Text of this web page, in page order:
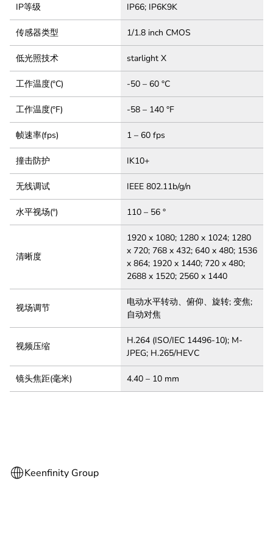
IP等级 IP66; IP6K9K
传感器类型 1/1.8 inch CMOS
低光照技术 starlight X
工作温度(°C) -50 – 60 °C
工作温度(°F) -58 – 140 °F
帧速率(fps) 1 – 60 fps
撞击防护 IK10+
无线调试 IEEE 802.11b/g/n
水平视场(°) 110 – 56 °
清晰度
1920 x 1080; 1280 x 1024; 1280
x 720; 768 x 432; 640 x 480; 1536
x 864; 1920 x 1440; 720 x 480;
2688 x 1520; 2560 x 1440
视场调节
电动水平转动、俯仰、旋转; 变焦;
自动对焦
视频压缩
H.264 (ISO/IEC 14496-10); M-
JPEG; H.265/HEVC
镜头焦距(毫米) 4.40 – 10 mm